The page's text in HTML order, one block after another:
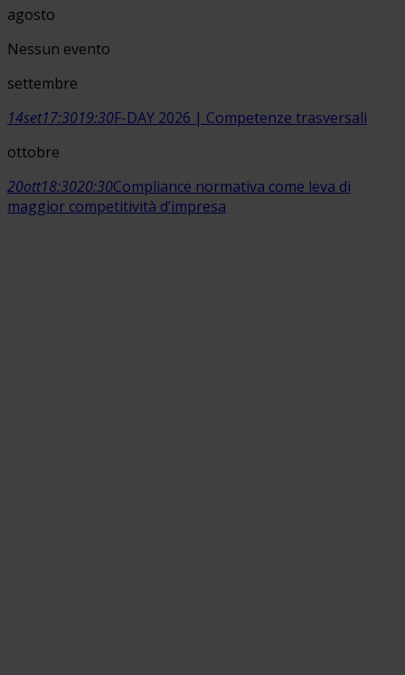
agosto
Nessun evento
settembre
14set17:3019:30F-DAY 2026 | Competenze trasversali
ottobre
20ott18:3020:30Compliance normativa come leva di
maggior competitività d’impresa